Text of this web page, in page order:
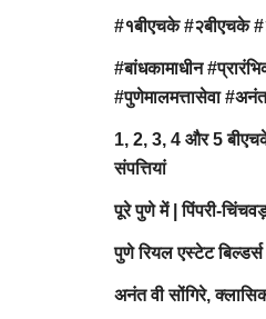
#१बीएचके #२बीएचके
#बांधकामाधीन
#पुणेमालमत्तासेवा
1, 2, 3, 4 और 5 बीएचके
संपत्तियां
पूरे पुणे में | पिंपरी-
पुणे रियल एस्टेट
अनंत वी सोंगिरे,